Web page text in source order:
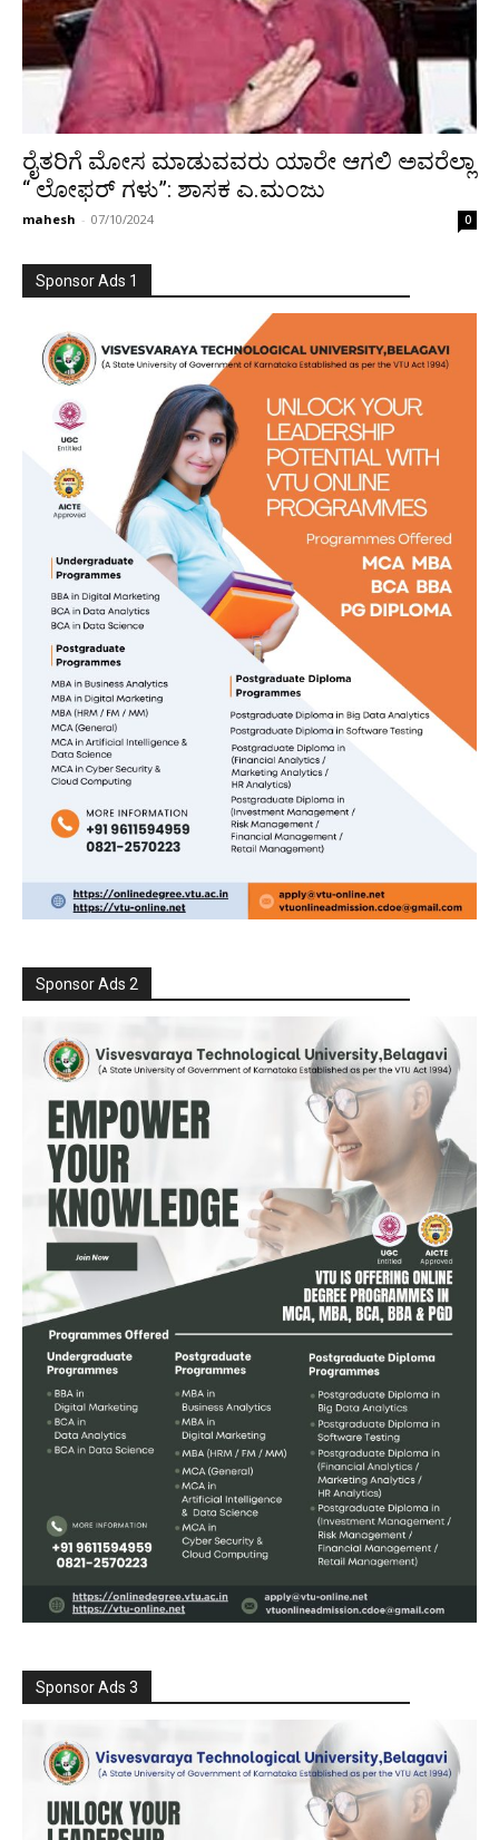
ರೈತರಿಗೆ ಮೋಸ ಮಾಡುವವರು ಯಾರೇ ಆಗಲಿ ಅವರೆಲ್ಲಾ
“ ಲೋಫರ್‌ ಗಳು”: ಶಾಸಕ ಎ.ಮಂಜು
mahesh - 07/10/2024 0
Sponsor Ads 1
Sponsor Ads 2
Sponsor Ads 3